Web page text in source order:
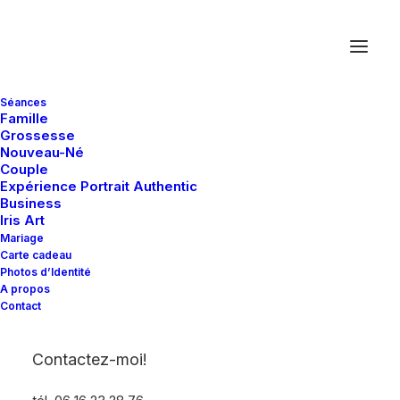
Séances
Famille
Grossesse
Nouveau-Né
Couple
Expérience Portrait Authentic
Business
Iris Art
Mariage
Carte cadeau
Photos d’Identité
A propos
Contact
Contactez-moi!
You may be interested in…
Rien trouvé.